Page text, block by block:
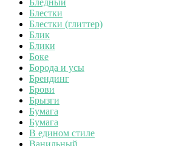
Блестки
Блестки (глиттер)
Блик
Блики
Боке
Борода и усы
Брендинг
Брови
Брызги
Бумага
Бумага
В едином стиле
Ванильный